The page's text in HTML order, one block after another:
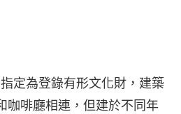
定為登錄有形文化財，建築
咖啡廳相連，但建於不同年